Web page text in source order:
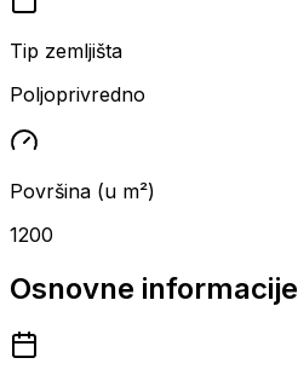
Tip zemljišta
Poljoprivredno
Površina (u m²)
1200
Osnovne informacije